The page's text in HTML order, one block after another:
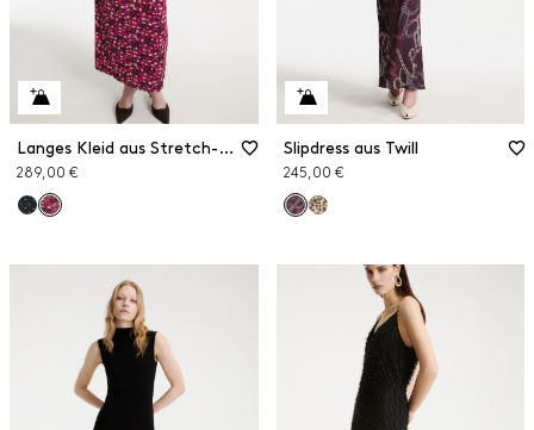
Langes Kleid aus Stretch-Jersey
289,00 €
Slipdress aus Twill
245,00 €